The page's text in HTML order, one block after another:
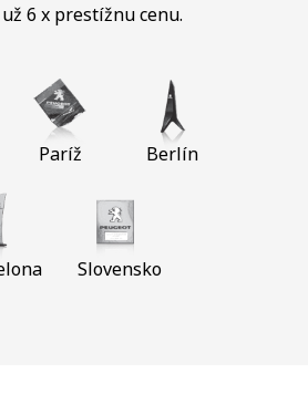
6 x prestížnu cenu.
Paríž Berlín
Slovensko